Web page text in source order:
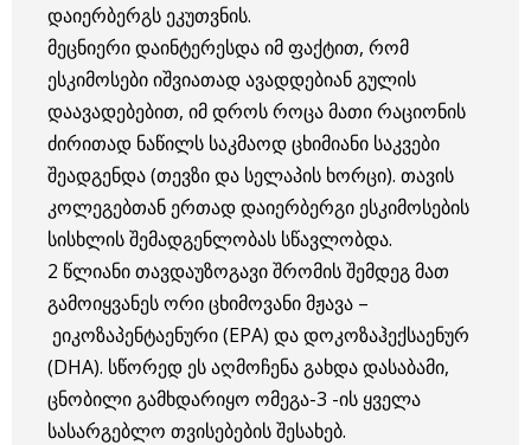
დაიერბერგს ეკუთვნის.
მეცნიერი დაინტერესდა იმ ფაქტით, რომ
ესკიმოსები იშვიათად ავადდებიან გულის
დაავადებებით, იმ დროს როცა მათი რაციონის
ძირითად ნაწილს საკმაოდ ცხიმიანი საკვები
შეადგენდა (თევზი და სელაპის ხორცი). თავის
კოლეგებთან ერთად დაიერბერგი ესკიმოსების
სისხლის შემადგენლობას სწავლობდა.
2 წლიანი თავდაუზოგავი შრომის შემდეგ მათ
გამოიყვანეს ორი ცხიმოვანი მჟავა –
ეიკოზაპენტაენური (EPA) და დოკოზაჰექსაენურ
(DHA). სწორედ ეს აღმოჩენა გახდა დასაბამი,
ცნობილი გამხდარიყო ომეგა-3 -ის ყველა
სასარგებლო თვისებების შესახებ.